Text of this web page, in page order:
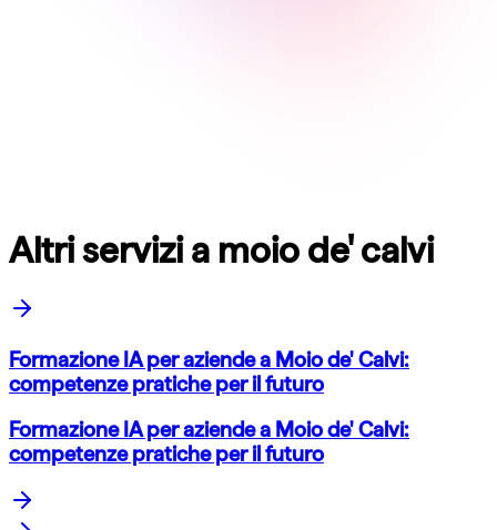
Altri servizi a moio de' calvi
Formazione IA per aziende a Moio de' Calvi:
competenze pratiche per il futuro
Formazione IA per aziende a Moio de' Calvi:
competenze pratiche per il futuro